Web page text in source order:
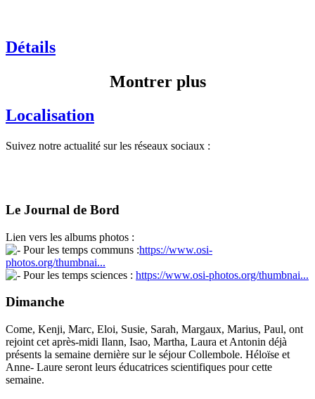
Détails
Montrer plus
Localisation
Suivez notre actualité sur les réseaux sociaux :
Le Journal de Bord
Lien vers les albums photos :
Pour les temps communs :https://www.osi-
photos.org/thumbnai...
Pour les temps sciences : https://www.osi-photos.org/thumbnai...
Dimanche
Come, Kenji, Marc, Eloi, Susie, Sarah, Margaux, Marius, Paul, ont
rejoint cet après-midi Ilann, Isao, Martha, Laura et Antonin déjà
présents la semaine dernière sur le séjour Collembole. Héloïse et
Anne- Laure seront leurs éducatrices scientifiques pour cette
semaine.